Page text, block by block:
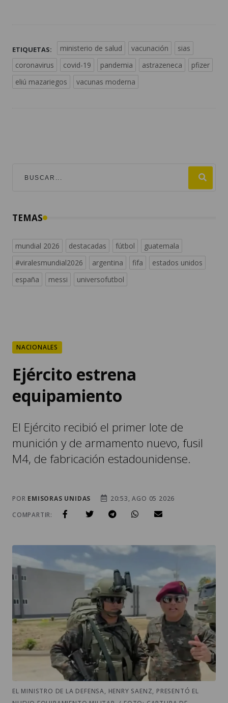
ETIQUETAS: ministerio de salud vacunación
sias
coronavirus
covid-19 pandemia astrazeneca
pfizer
eliú mazariegos
vacunas moderna
TEMAS
mundial 2026 destacadas fútbol
guatemala
#viralesmundial2026
argentina fifa
estados unidos
españa
messi universofutbol
NACIONALES
Ejército estrena
equipamiento
El Ejército recibió el primer lote de
munición y de armamento nuevo, fusil
M4, de fabricación estadounidense.
POR EMISORAS UNIDAS
20:53, AGO 05 2026
COMPARTIR:
EL MINISTRO DE LA DEFENSA, HENRY SAENZ, PRESENTÓ EL